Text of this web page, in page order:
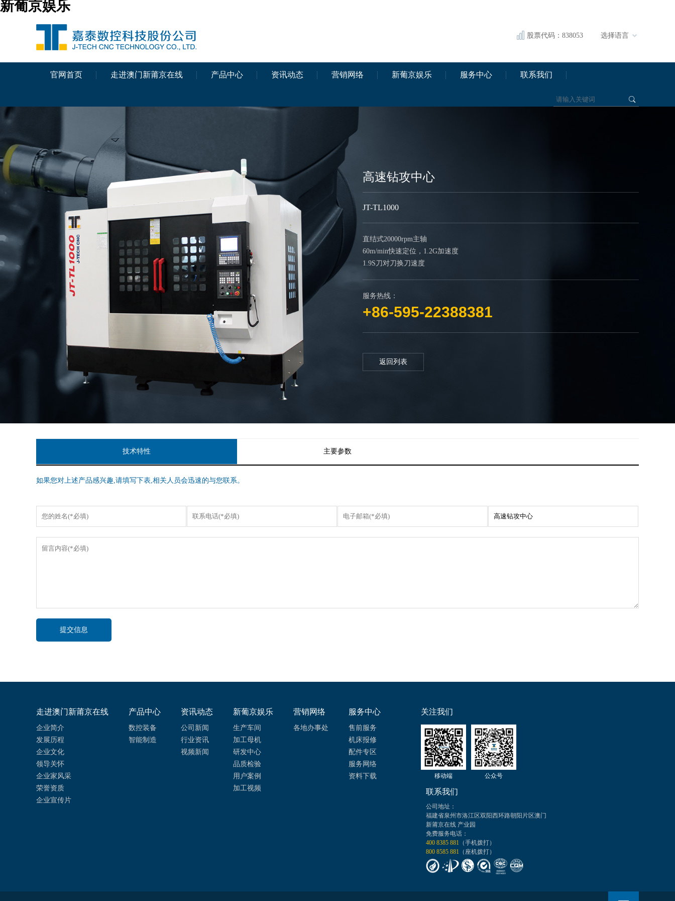
新葡京娱乐
股票代码：838053 选择语言
官网首页 走进澳门新莆京在线 产品中心 资讯动态 营销网络 新葡京娱乐 服务中心 联系我们
高速钻攻中心
JT-TL1000
直结式20000rpm主轴
60m/min快速定位，1.2G加速度
1.9S刀对刀换刀速度
服务热线：
+86-595-22388381
返回列表
技术特性 主要参数
如果您对上述产品感兴趣,请填写下表,相关人员会迅速的与您联系。
提交信息
走进澳门新莆京在线
企业简介
发展历程
企业文化
领导关怀
企业家风采
荣誉资质
企业宣传片
产品中心
数控装备
智能制造
资讯动态
公司新闻
行业资讯
视频新闻
新葡京娱乐
生产车间
加工母机
研发中心
品质检验
用户案例
加工视频
营销网络
各地办事处
服务中心
售前服务
机床报修
配件专区
服务网络
资料下载
关注我们
移动端 公众号
联系我们
公司地址：
福建省泉州市洛江区双阳西环路朝阳片区澳门
新莆京在线 产业园
免费服务电话：
400 8385 881 （手机拨打）
800 8585 881 （座机拨打）